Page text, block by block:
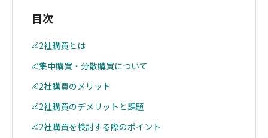
目次
2社購買とは
集中購買・分散購買について
2社購買のメリット
2社購買のデメリットと課題
2社購買を検討する際のポイント